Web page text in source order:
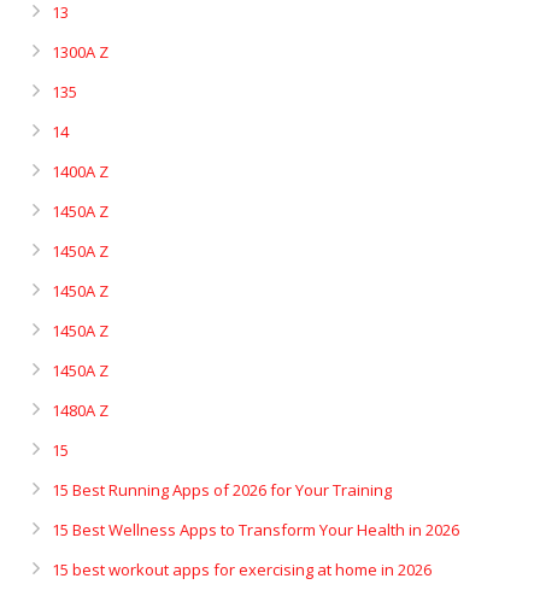
13
1300A Z
135
14
1400A Z
1450A Z
1450A Z
1450A Z
1450A Z
1450A Z
1480A Z
15
15 Best Running Apps of 2026 for Your Training
15 Best Wellness Apps to Transform Your Health in 2026
15 best workout apps for exercising at home in 2026